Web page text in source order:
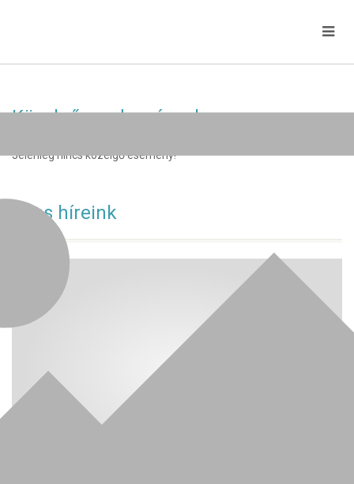
Közelgő rendezvények
Jelenleg nincs közelgő esemény!
Friss híreink